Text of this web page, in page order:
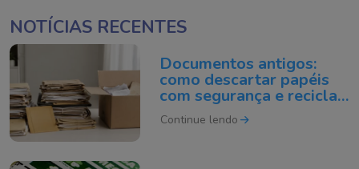
NOTÍCIAS RECENTES
Documentos antigos:
como descartar papéis
com segurança e reciclar
do jeito certo
Continue lendo